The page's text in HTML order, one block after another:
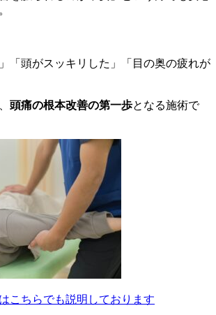
「頭がスッキリした」「目の奥の疲れが
頭痛の根本改善の第一歩となる施術で
こちらでも説明しております